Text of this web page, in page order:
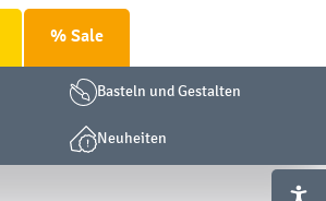
% Sale
Basteln und Gestalten
Neuheiten